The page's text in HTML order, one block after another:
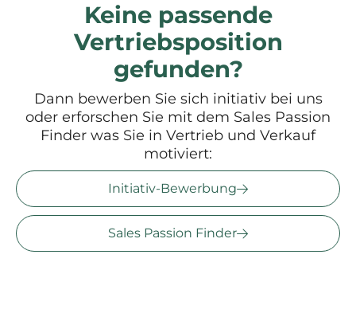
Keine passende
Vertriebsposition
gefunden?
Dann bewerben Sie sich initiativ bei uns
oder erforschen Sie mit dem Sales Passion
Finder was Sie in Vertrieb und Verkauf
motiviert:
Initiativ-Bewerbung
Sales Passion Finder